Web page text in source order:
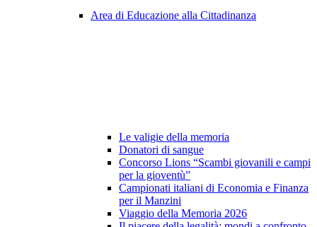
Area di Educazione alla Cittadinanza
Le valigie della memoria
Donatori di sangue
Concorso Lions “Scambi giovanili e campi
per la gioventù”
Campionati italiani di Economia e Finanza
per il Manzini
Viaggio della Memoria 2026